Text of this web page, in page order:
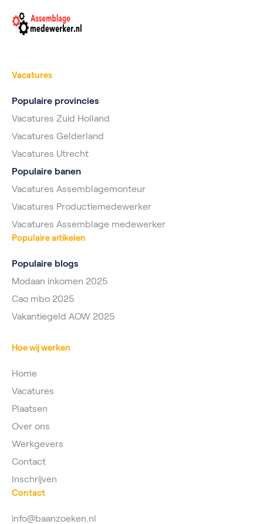
Vacatures
Populaire provincies
Vacatures Zuid Holland
Vacatures Gelderland
Vacatures Utrecht
Populaire banen
Vacatures Assemblagemonteur
Vacatures Productiemedewerker
Vacatures Assemblage medewerker
Populaire artikelen
Populaire blogs
Modaan inkomen 2025
Cao mbo 2025
Vakantiegeld AOW 2025
Hoe wij werken
Home
Vacatures
Plaatsen
Over ons
Werkgevers
Contact
Inschrijven
Contact
info@baanzoeken.nl